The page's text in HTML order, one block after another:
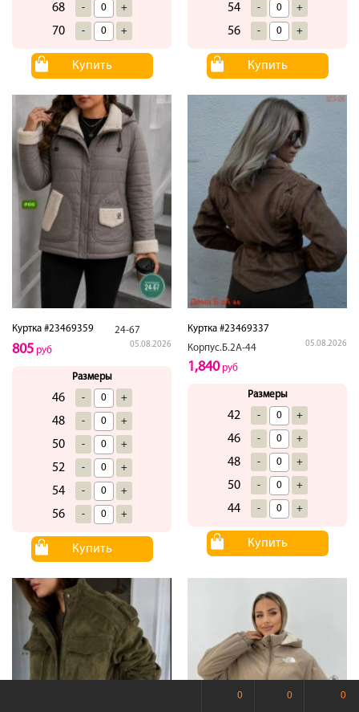
68 - +
70 - +
Купить
54 - +
56 - +
Купить
Куртка #23469359 24-67
05.08.2026
805 руб
Размеры
46 - +
48 - +
50 - +
52 - +
54 - +
56 - +
Купить
Куртка #23469337
Корпус.Б.2А-44
05.08.2026
1,840руб
Размеры
42 - +
46 - +
48 - +
50 - +
44 - +
Купить
0 0 0